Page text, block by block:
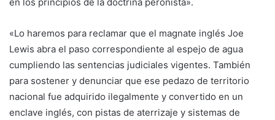
«Lo haremos para reclamar que el magnate inglés Joe
Lewis abra el paso correspondiente al espejo de agua
cumpliendo las sentencias judiciales vigentes. También
para sostener y denunciar que ese pedazo de territorio
nacional fue adquirido ilegalmente y convertido en un
enclave inglés, con pistas de aterrizaje y sistemas de